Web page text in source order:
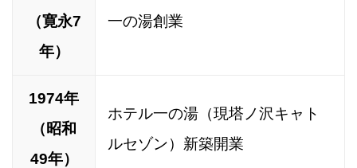
（寛永7
年）
一の湯創業
1974年
（昭和
49年）
ホテル一の湯（現塔ノ沢キャト
ルセゾン）新築開業